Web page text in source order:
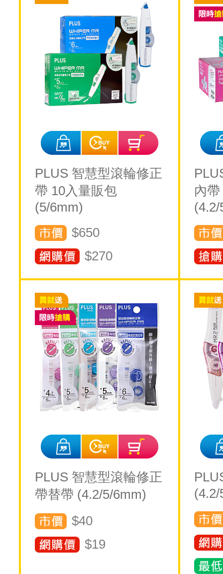
PLUS 智慧型滾輪修正
帶 10入量販包
(5/6mm)
$650
$270
內
PLUS 智慧型滾輪修正
帶替帶 (4.2/5/6mm)
$40
$19